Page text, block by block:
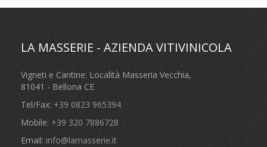
LA MASSERIE - AZIENDA VITIVINICOLA
Vigneti e Cantine: Località Masseria Vecchia,
81041 - Bellona CE
Tel/Fax: +39 0823 965394
Mobile: +39 320 7886728
Email: info@lamasserie.it